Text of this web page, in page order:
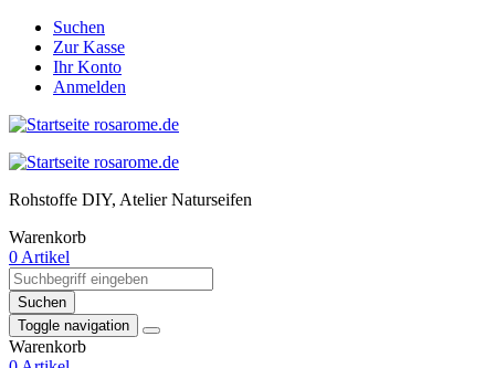
Suchen
Zur Kasse
Ihr Konto
Anmelden
Rohstoffe DIY, Atelier Naturseifen
Warenkorb
0 Artikel
Suchen
Toggle navigation
Warenkorb